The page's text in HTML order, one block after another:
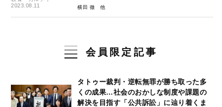
2023.08.11
横田 徹
会員限定記事
タトゥー裁判・逆転無罪が勝ち取った多
くの成果…社会のおかしな制度や課題の
解決を目指す「公共訴訟」に辿り着くま